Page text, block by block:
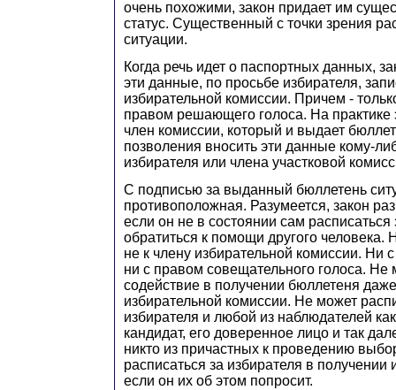
очень похожими, закон придает им
статус. Существенный с точки зрения
ситуации.
Когда речь идет о паспортных данных,
эти данные, по просьбе избирателя,
избирательной комиссии. Причем -
правом решающего голоса. На практике
член комиссии, который и выдает
позволения вносить эти данные кому-
избирателя или члена участковой
С подписью за выданный бюллетень
противоположная. Разумеется, закон
если он не в состоянии сам расписаться
обратиться к помощи другого человека.
не к члену избирательной комиссии.
ни с правом совещательного голоса. Не
содействие в получении бюллетеня
избирательной комиссии. Не может
избирателя и любой из наблюдателей
кандидат, его доверенное лицо и так
никто из причастных к проведению
расписаться за избирателя в
если он их об этом попросит.